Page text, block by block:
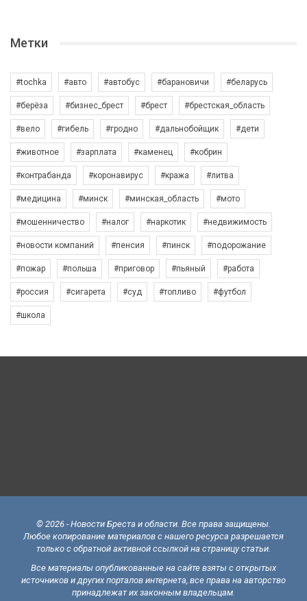
Метки
#tochka #авто #автобус #барановичи #беларусь
#берёза #бизнес_брест #брест #брестская_область
#вело #гибель #гродно #дальнобойщик #дети
#животное #зарплата #каменец #кобрин
#контрабанда #коронавирус #кража #литва
#медицина #минск #минская_область #мото
#мошенничество #налог #наркотик #недвижимость
#новости компаний #пенсия #пинск #подорожание
#пожар #польша #приговор #пьяный #работа
#россия #сигарета #суд #топливо #футбол
#школа
© 2026 - Новости Бреста и области. Все права защищены.
Любое копирование материалов с нашего ресурса разрешается
только с обратной активной ссылкой на страницу статьи.
Все материалы опубликованные на сайте взяты с открытых
источников и других порталов интернета, все права на авторство
принадлежат их законным владельцам.